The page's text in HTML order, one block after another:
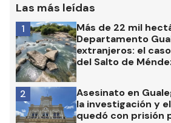
Las más leídas
Más de 22 mil
Departamento
extranjeros: el
del Salto de
1
Asesinato en
la investigación y
quedó con prisión
2